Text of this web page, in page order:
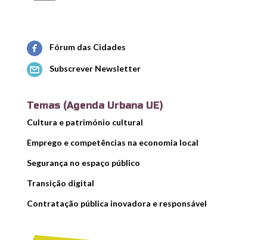
Fórum das Cidades
Subscrever Newsletter
Temas (Agenda Urbana UE)
Cultura e património cultural
Emprego e competências na economia local
Segurança no espaço público
Transição digital
Contratação pública inovadora e responsável